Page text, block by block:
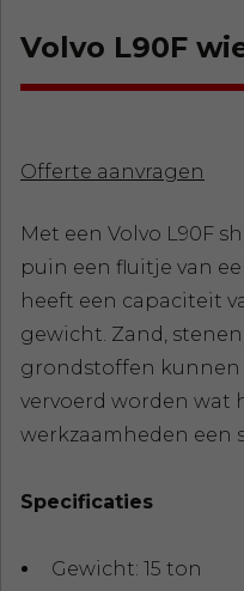
Volvo L90F
Offerte aanvragen
Met een Volvo L90F
puin een fluitje van
heeft een capaciteit
gewicht. Zand,
grondstoffen kunnen
vervoerd worden wat
werkzaamheden een
Specificaties
Gewicht: 15 ton